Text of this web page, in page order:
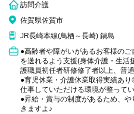
訪問介護
佐賀県佐賀市
JR長崎本線(鳥栖～長崎) 鍋島
●高齢者や障がいがあるお客様の
を送れるよう支援(身体介護・生活
護職員初任者研修修了者以上、普
●育児休業・介護休業取得実績あ
仕事していただける環境が整ってい
●昇給・賞与の制度があるため、
きますよ♪